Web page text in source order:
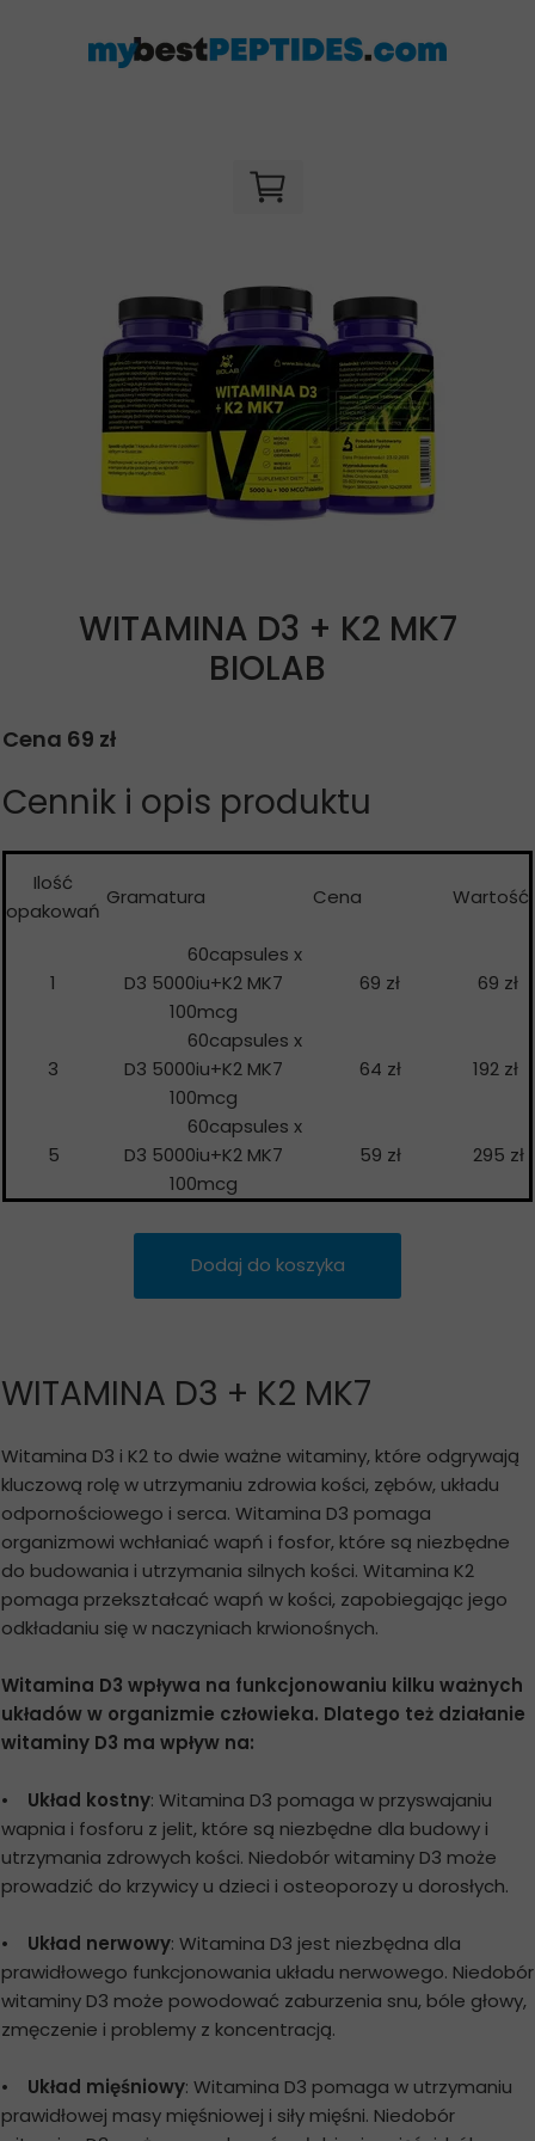
WITAMINA D3 + K2 MK7
BIOLAB
Cena 69 zł
Cennik i opis produktu
Ilość
opakowań
Gramatura Cena Wartość
1
60capsules x
D3 5000iu+K2 MK7
100mcg
69 zł 69 zł
3
60capsules x
D3 5000iu+K2 MK7
100mcg
64 zł 192 zł
5
60capsules x
D3 5000iu+K2 MK7
100mcg
59 zł 295 zł
Dodaj do koszyka
WITAMINA D3 + K2 MK7
Witamina D3 i K2 to dwie ważne witaminy, które odgrywają
kluczową rolę w utrzymaniu zdrowia kości, zębów, układu
odpornościowego i serca. Witamina D3 pomaga
organizmowi wchłaniać wapń i fosfor, które są niezbędne
do budowania i utrzymania silnych kości. Witamina K2
pomaga przekształcać wapń w kości, zapobiegając jego
odkładaniu się w naczyniach krwionośnych.
Witamina D3 wpływa na funkcjonowaniu kilku ważnych
układów w organizmie człowieka. Dlatego też działanie
witaminy D3 ma wpływ na:
• Układ kostny: Witamina D3 pomaga w przyswajaniu
wapnia i fosforu z jelit, które są niezbędne dla budowy i
utrzymania zdrowych kości. Niedobór witaminy D3 może
prowadzić do krzywicy u dzieci i osteoporozy u dorosłych.
• Układ nerwowy: Witamina D3 jest niezbędna dla
prawidłowego funkcjonowania układu nerwowego. Niedobór
witaminy D3 może powodować zaburzenia snu, bóle głowy,
zmęczenie i problemy z koncentracją.
• Układ mięśniowy: Witamina D3 pomaga w utrzymaniu
prawidłowej masy mięśniowej i siły mięśni. Niedobór